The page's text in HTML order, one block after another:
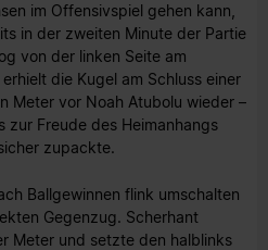
im Offensivspiel gehen kann,
in der zweiten Minute der Partie
von der linken Seite am
die Kugel am Schluss einer
Meter vor Noah Atubolu wieder –
zur Freude des Heimanhangs
zupackte.
Ballgewinnen flink umschalten
Gegenzug. Scherhant
Meter und setzte den halblinks